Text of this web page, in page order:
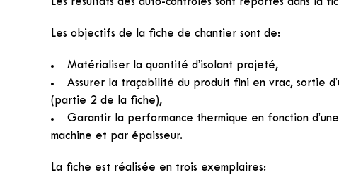
Les résultats des auto-contrôles sont reportés dans la
Les objectifs de la fiche de chantier sont de:
Matérialiser la quantité d’isolant projeté,
Assurer la traçabilité du produit fini en vrac, sortie
(partie 2 de la fiche),
Garantir la performance thermique en fonction
machine et par épaisseur.
La fiche est réalisée en trois exemplaires: